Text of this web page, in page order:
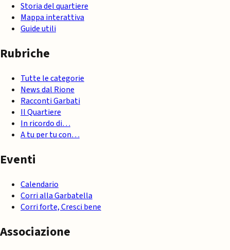
Storia del quartiere
Mappa interattiva
Guide utili
Rubriche
Tutte le categorie
News dal Rione
Racconti Garbati
Il Quartiere
In ricordo di…
A tu per tu con…
Eventi
Calendario
Corri alla Garbatella
Corri forte, Cresci bene
Associazione